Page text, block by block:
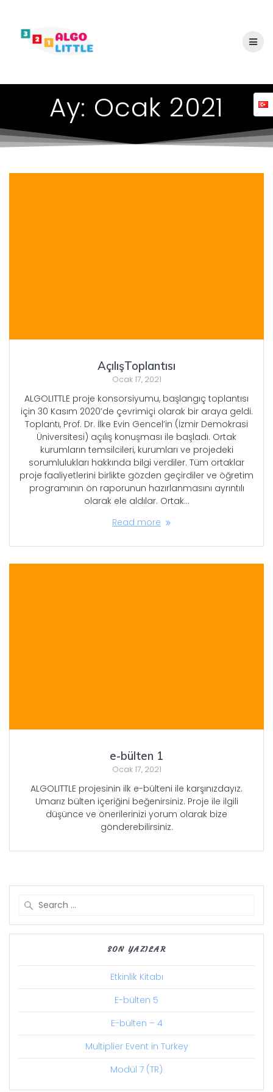
Ay: Ocak 2021
AçılışToplantısı
Ocak 17, 2021
ALGOLITTLE proje konsorsiyumu, başlangıç toplantısı
için 30 Kasım 2020’de çevrimiçi olarak bir araya geldi.
Toplantı, Prof. Dr. İlke Evin Gencel’in (İzmir Demokrasi
Üniversitesi) açılış konuşması ile başladı. Ortak
kurumların temsilcileri, kurumları ve projedeki
sorumlulukları hakkında bilgi verdiler. Tüm ortaklar
proje faaliyetlerini birlikte gözden geçirdiler ve öğretim
programının ön raporunun hazırlanmasını ayrıntılı
olarak ele aldılar. Ortak…
Read more
e-bülten 1
Ocak 17, 2021
ALGOLITTLE projesinin ilk e-bülteni ile karşınızdayız.
Umarız bülten içeriğini beğenirsiniz. Proje ile ilgili
düşünce ve önerilerinizi yorum olarak bize
gönderebilirsiniz.
SON YAZILAR
Etkinlik Kitabı
E-bülten 5
E-bülten – 4
Multiplier Event in Turkey
Modül 7 (TR)